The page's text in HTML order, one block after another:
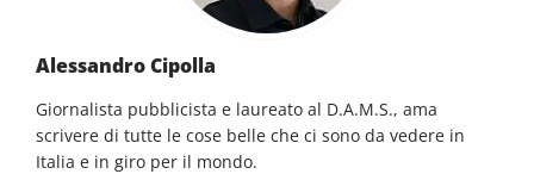
Alessandro Cipolla
Giornalista pubblicista e laureato al D.A.M.S., ama
scrivere di tutte le cose belle che ci sono da vedere in
Italia e in giro per il mondo.